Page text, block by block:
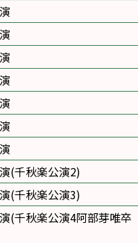
(千秋楽公演2)
(千秋楽公演3)
(千秋楽公演4阿部芽唯卒